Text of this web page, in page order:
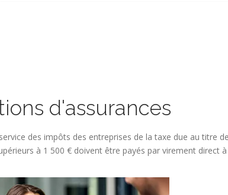
d'assurances
des impôts des entreprises de la taxe due au titre
à 1 500 € doivent être payés par virement direct